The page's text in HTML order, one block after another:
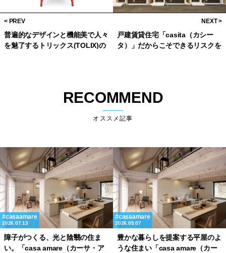
普遍的なデザインと機能美で人々
を魅了するトリックス(TOLIX)の
戸建賃貸住宅「casita（カシー
タ）」だからこそできるリスクを
RECOMMEND
オススメ記事
casaamare
2026.07.13
障子がつくる、光と陰翳の住ま
い。「casa amare（カーサ・ア
casaamare
2026.05.07
豊かな暮らしを提案する平屋のよ
うな住まい「casa amare（カー